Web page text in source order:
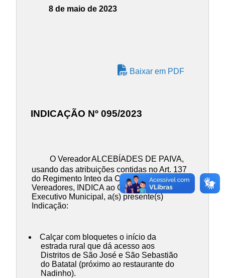
8 de maio de 2023
Baixar em PDF
INDICAÇÃO Nº 095/2023
O VereadorALCEBÍADES DE PAIVA,
usando das atribuições contidas no Art. 137
do Regimento Inteo da Câmara Municipal de
Vereadores, INDICA ao Chefe do Poder
Executivo Municipal, a(s) presente(s)
Indicação:
Calçar com bloquetes o início da
estrada rural que dá acesso aos
Distritos de São José e São Sebastião
do Batatal (próximo ao restaurante do
Nadinho).